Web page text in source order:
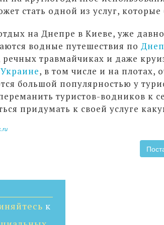
стать одной из услуг, которые
на Днепре в Киеве, уже
водные путешествия по
речных травмайчиках и даже
, в том числе и на плотах,
большой популярностью у
туристов-водников к
придумать к своей услуге
к